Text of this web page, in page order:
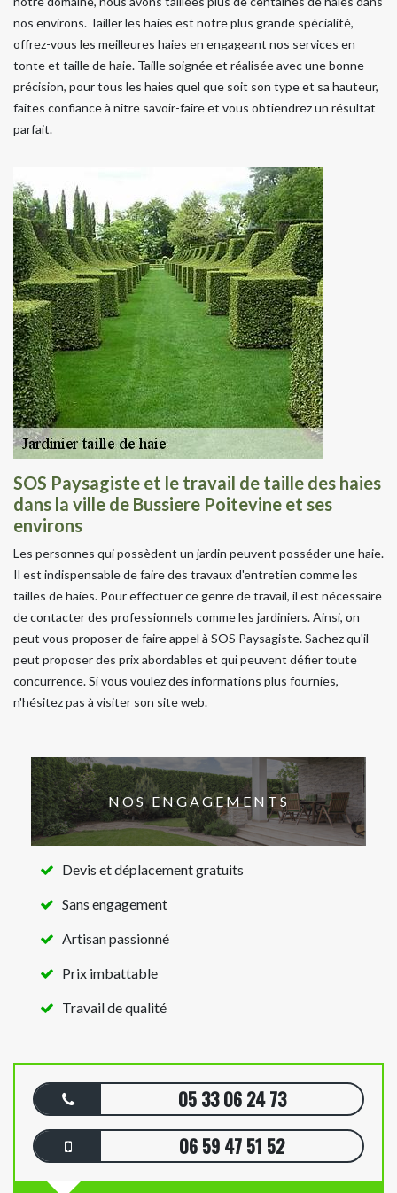
nos environs. Tailler les haies est notre plus grande spécialité,
offrez-vous les meilleures haies en engageant nos services en
tonte et taille de haie. Taille soignée et réalisée avec une bonne
précision, pour tous les haies quel que soit son type et sa hauteur,
faites confiance à nitre savoir-faire et vous obtiendrez un résultat
parfait.
SOS Paysagiste et le travail de taille des haies
dans la ville de Bussiere Poitevine et ses
environs
Les personnes qui possèdent un jardin peuvent posséder une haie.
Il est indispensable de faire des travaux d'entretien comme les
tailles de haies. Pour effectuer ce genre de travail, il est nécessaire
de contacter des professionnels comme les jardiniers. Ainsi, on
peut vous proposer de faire appel à SOS Paysagiste. Sachez qu'il
peut proposer des prix abordables et qui peuvent défier toute
concurrence. Si vous voulez des informations plus fournies,
n'hésitez pas à visiter son site web.
NOS ENGAGEMENTS
Devis et déplacement gratuits
Sans engagement
Artisan passionné
Prix imbattable
Travail de qualité
05 33 06 24 73
06 59 47 51 52